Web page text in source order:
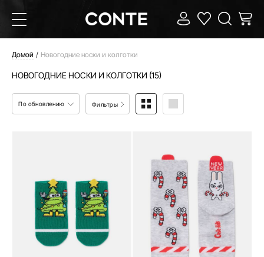
Домой Новогодние носки и колготки
НОВОГОДНИЕ НОСКИ И КОЛГОТКИ (15)
По обновлению Фильтры